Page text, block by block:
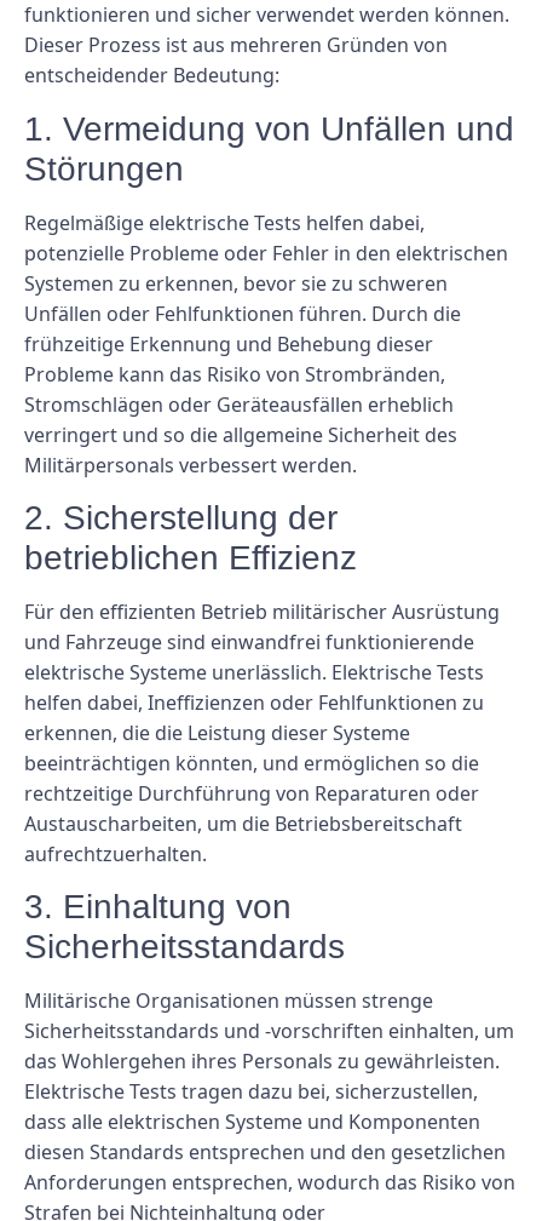
funktionieren und sicher verwendet werden können.
Dieser Prozess ist aus mehreren Gründen von
entscheidender Bedeutung:
1. Vermeidung von Unfällen und
Störungen
Regelmäßige elektrische Tests helfen dabei,
potenzielle Probleme oder Fehler in den elektrischen
Systemen zu erkennen, bevor sie zu schweren
Unfällen oder Fehlfunktionen führen. Durch die
frühzeitige Erkennung und Behebung dieser
Probleme kann das Risiko von Strombränden,
Stromschlägen oder Geräteausfällen erheblich
verringert und so die allgemeine Sicherheit des
Militärpersonals verbessert werden.
2. Sicherstellung der
betrieblichen Effizienz
Für den effizienten Betrieb militärischer Ausrüstung
und Fahrzeuge sind einwandfrei funktionierende
elektrische Systeme unerlässlich. Elektrische Tests
helfen dabei, Ineffizienzen oder Fehlfunktionen zu
erkennen, die die Leistung dieser Systeme
beeinträchtigen könnten, und ermöglichen so die
rechtzeitige Durchführung von Reparaturen oder
Austauscharbeiten, um die Betriebsbereitschaft
aufrechtzuerhalten.
3. Einhaltung von
Sicherheitsstandards
Militärische Organisationen müssen strenge
Sicherheitsstandards und -vorschriften einhalten, um
das Wohlergehen ihres Personals zu gewährleisten.
Elektrische Tests tragen dazu bei, sicherzustellen,
dass alle elektrischen Systeme und Komponenten
diesen Standards entsprechen und den gesetzlichen
Anforderungen entsprechen, wodurch das Risiko von
Strafen bei Nichteinhaltung oder